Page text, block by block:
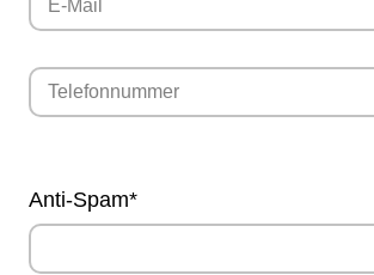
Pflichtfeld
Anti-Spam*